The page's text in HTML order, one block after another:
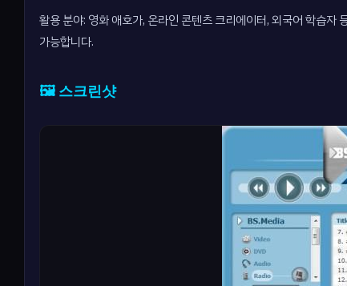
활용 분야: 영화 애호가, 온라인 콘텐츠 크리에이터, 외국어 학습자
가능합니다.
🖼️ 스크린샷